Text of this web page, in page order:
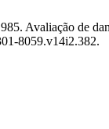
Avaliação de
8059.v14i2.382.